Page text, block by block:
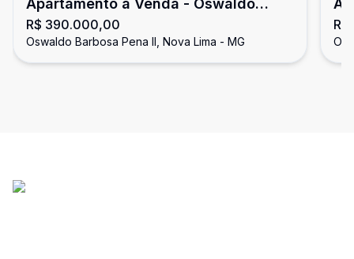
Apartamento à Venda - Oswaldo
Barbosa Pena II
R$ 390.000,00
Oswaldo Barbosa Pena II, Nova Lima - MG